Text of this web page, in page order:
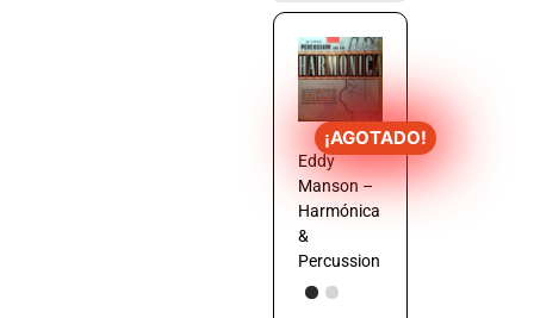
¡AGOTADO!
Eddy
Manson –
Harmónica
&
Percussion